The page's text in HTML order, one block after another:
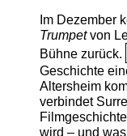
Im Dezember
Trumpetvon
Bühne zurück.
Geschichte
Altersheim
verbindet
wird – und